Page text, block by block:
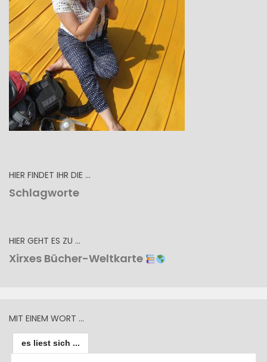
HIER FINDET IHR DIE …
Schlagworte
HIER GEHT ES ZU …
Xirxes Bücher-Weltkarte
MIT EINEM WORT …
es liest sich ...